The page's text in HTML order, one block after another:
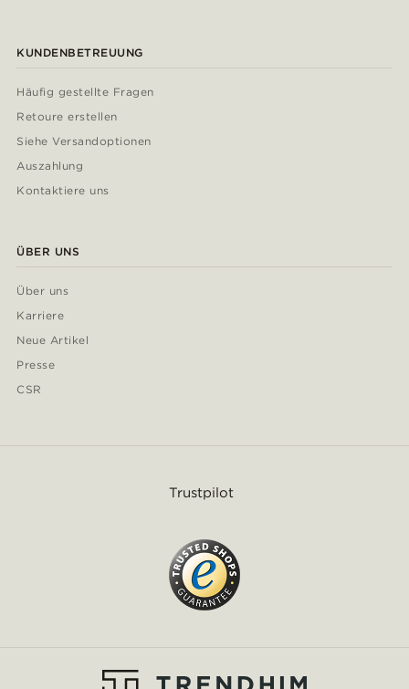
KUNDENBETREUUNG
Häufig gestellte Fragen
Retoure erstellen
Siehe Versandoptionen
Auszahlung
Kontaktiere uns
ÜBER UNS
Über uns
Karriere
Neue Artikel
Presse
CSR
Trustpilot